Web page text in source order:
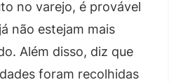
no varejo, é provável
não estejam mais
Além disso, diz que
foram recolhidas